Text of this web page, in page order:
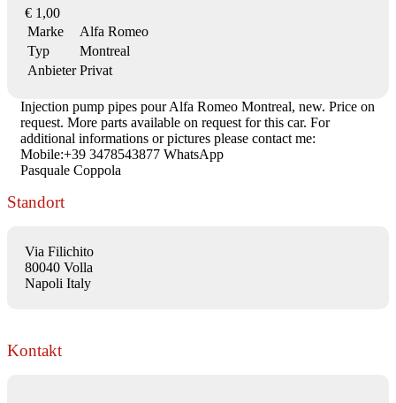
€ 1,00
Marke
Alfa Romeo
Typ
Montreal
Anbieter Privat
Injection pump pipes pour Alfa Romeo Montreal, new. Price on
request. More parts available on request for this car. For
additional informations or pictures please contact me:
Mobile:+39 3478543877 WhatsApp
Pasquale Coppola
Standort
Via Filichito
80040 Volla
Napoli Italy
Kontakt